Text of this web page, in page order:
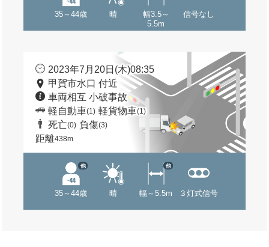
35～44歳 晴
幅3.5～
5.5m
信号なし
2023年7月20日(木)08:35
甲賀市水口 付近
車両相互 小破事故
軽自動車(1) 軽貨物車(1)
死亡(0) 負傷(3)
距離438m
35～44歳
他
晴 幅～5.5m
他
３灯式信号